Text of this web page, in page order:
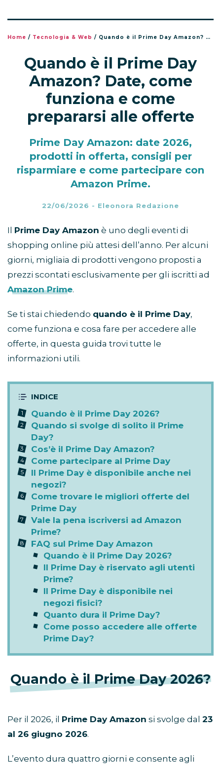
Home / Tecnologia & Web / Quando è il Prime Day Amazon? Date, come funziona e come prepararsi alle offerte
Quando è il Prime Day
Amazon? Date, come
funziona e come
prepararsi alle offerte
Prime Day Amazon: date 2026,
prodotti in offerta, consigli per
risparmiare e come partecipare con
Amazon Prime.
22/06/2026 - Eleonora Redazione
Il Prime Day Amazon è uno degli eventi di
shopping online più attesi dell’anno. Per alcuni
giorni, migliaia di prodotti vengono proposti a
prezzi scontati esclusivamente per gli iscritti ad
Amazon Prime.
Se ti stai chiedendo quando è il Prime Day,
come funziona e cosa fare per accedere alle
offerte, in questa guida trovi tutte le
informazioni utili.
Quando è il Prime Day 2026?
Quando si svolge di solito il Prime
Day?
Cos’è il Prime Day Amazon?
Come partecipare al Prime Day
Il Prime Day è disponibile anche nei
negozi?
Come trovare le migliori offerte del
Prime Day
Vale la pena iscriversi ad Amazon
Prime?
FAQ sul Prime Day Amazon
Quando è il Prime Day 2026?
Il Prime Day è riservato agli utenti
Prime?
Il Prime Day è disponibile nei
negozi fisici?
Quanto dura il Prime Day?
Come posso accedere alle offerte
Prime Day?
Quando è il Prime Day 2026?
Per il 2026, il Prime Day Amazon si svolge dal 23
al 26 giugno 2026.
L’evento dura quattro giorni e consente agli